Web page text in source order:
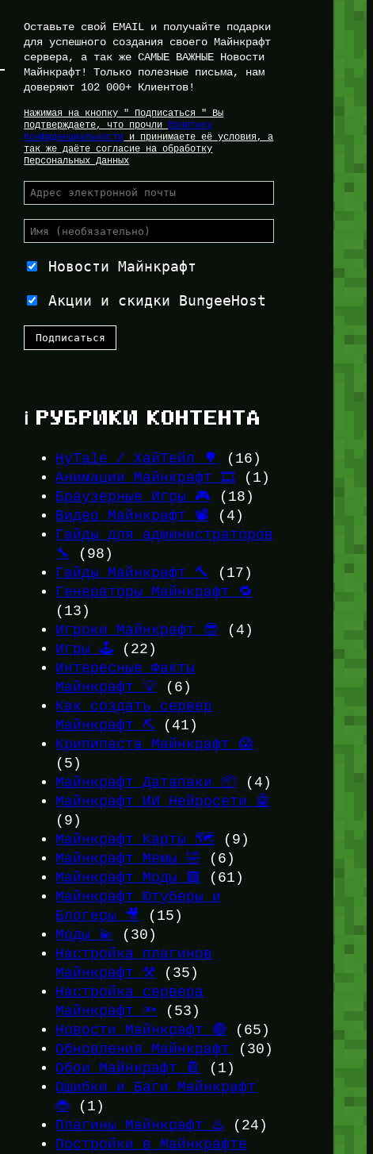
Оставьте свой EMAIL и получайте подарки
для успешного создания своего Майнкрафт
сервера, а так же САМЫЕ ВАЖНЫЕ Новости
Майнкрафт! Только полезные письма, нам
доверяют 102 000+ Клиентов!
Нажимая на кнопку " Подписаться " Вы
подтверждаете, что прочли Политику
Конфиденциальности и принимаете её условия, а
так же даёте согласие на обработку
Персональных Данных
Новости Майнкрафт
Акции и скидки BungeeHost
ℹ️ РУБРИКИ КОНТЕНТА
HyTale / ХайТейл 🌳
(16)
Анимации Майнкрафт 🎞️ (1)
Браузерные Игры 🎮 (18)
Видео Майнкрафт 📽️ (4)
Гайды для администраторов
🔧
(98)
Гайды Майнкрафт 🔨
(17)
Генераторы Майнкрафт 🔁
(13)
Игроки Майнкрафт 😎 (4)
Игры 🕹️ (22)
Интересные Факты
Майнкрафт 💡 (6)
Как создать сервер
Майнкрафт ⛏️ (41)
Крипипаста Майнкрафт 😱
(5)
Майнкрафт Датапаки 📦 (4)
Майнкрафт ИИ Нейросети 🤖
(9)
Майнкрафт Карты 🗺️ (9)
Майнкрафт Мемы 🤣 (6)
Майнкрафт Моды 🟩
(61)
Майнкрафт Ютуберы и
Блогеры 🎥
(15)
Моды 💫
(30)
Настройка плагинов
Майнкрафт ⚒️ (35)
Настройка сервера
Майнкрафт 🔦 (53)
Новости Майнкрафт 🔴 (65)
Обновления Майнкрафт (30)
Обои Майнкрафт 📔
(1)
Ошибки и Баги Майнкрафт
🐞 (1)
Плагины Майнкрафт ♨️ (24)
Постройки в Майнкрафте